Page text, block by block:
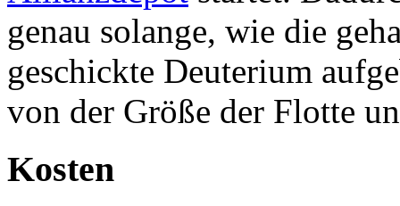
genau solange, wie die
geschickte Deuterium
von der Größe der Flotte
Kosten